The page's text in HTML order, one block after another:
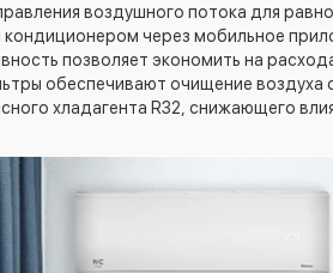
воздушного потока для
через мобильное
позволяет экономить на
обеспечивают очищение воздуха
хладагента R32, снижающего